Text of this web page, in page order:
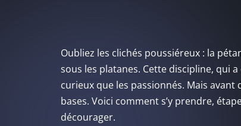
Oubliez les clichés poussiéreux : la
sous les platanes. Cette discipline, qui
curieux que les passionnés. Mais
bases. Voici comment s’y prendre,
décourager.